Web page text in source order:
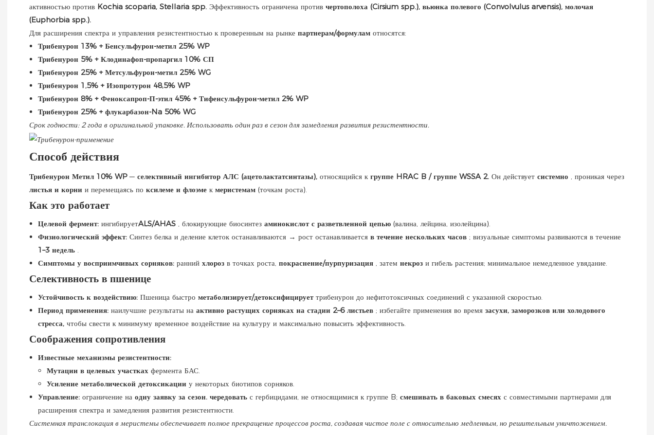
активностью против Kochia scoparia, Stellaria spp. Эффективность ограничена против чертополоха (Cirsium spp.), вьюнка полевого (Convolvulus arvensis), молочая
(Euphorbia spp.).
Для расширения спектра и управления резистентностью к проверенным на рынке партнерам/формулам относятся:
Трибенурон 13% + Бенсульфурон-метил 25% WP
Трибенурон 5% + Клодинафоп-пропаргил 10% СП
Трибенурон 25% + Метсульфурон-метил 25% WG
Трибенурон 1,5% + Изопротурон 48,5% WP
Трибенурон 8% + Феноксапроп-П-этил 45% + Тифенсульфурон-метил 2% WP
Трибенурон 25% + флукарбазон-Na 50% WG
Срок годности: 2 года в оригинальной упаковке. Использовать один раз в сезон для замедления развития резистентности.
Способ действия
Трибенурон Метил 10% WP— селективный ингибитор АЛС (ацетолактатсинтазы), относящийся к группе HRAC B / группе WSSA 2. Он действует системно , проникая через
листья и корни и перемещаясь по ксилеме и флоэме к меристемам (точкам роста).
Как это работает
Целевой фермент: ингибируетALS/AHAS , блокирующие биосинтез аминокислот с разветвленной цепью (валина, лейцина, изолейцина).
Физиологический эффект: Синтез белка и деление клеток останавливаются → рост останавливается в течение нескольких часов ; визуальные симптомы развиваются в течение
1–3 недель .
Симптомы у восприимчивых сорняков: ранний хлороз в точках роста, покраснение/пурпуризация , затем некроз и гибель растения; минимальное немедленное увядание.
Селективность в пшенице
Устойчивость к воздействию: Пшеница быстро метаболизирует/детоксифицируеттрибенурон до нефитотоксичных соединений с указанной скоростью.
Период применения: наилучшие результаты на активно растущих сорняках на стадии 2–6 листьев ; избегайте применения во время засухи, заморозков или холодового
стресса, чтобы свести к минимуму временное воздействие на культуру и максимально повысить эффективность.
Соображения сопротивления
Известные механизмы резистентности:
Мутации в целевых участках фермента БАС.
Усиление метаболической детоксикации у некоторых биотипов сорняков.
Управление: ограничение на одну заявку за сезон. чередовать с гербицидами, не относящимися к группе B; смешивать в баковых смесях с совместимыми партнерами для
расширения спектра и замедления развития резистентности.
Системная транслокация в меристемы обеспечивает полное прекращение процессов роста, создавая чистое поле с относительно медленным, но решительным уничтожением.